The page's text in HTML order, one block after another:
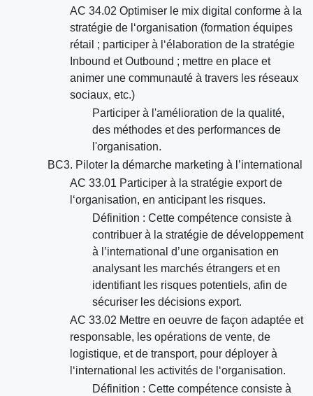
AC 34.02 Optimiser le mix digital conforme à la
stratégie de l‘organisation (formation équipes
rétail ; participer à l‘élaboration de la stratégie
Inbound et Outbound ; mettre en place et
animer une communauté à travers les réseaux
sociaux, etc.)
Participer à l'amélioration de la qualité,
des méthodes et des performances de
l'organisation.
BC3. Piloter la démarche marketing à l’international
AC 33.01 Participer à la stratégie export de
l‘organisation, en anticipant les risques.
Définition : Cette compétence consiste à
contribuer à la stratégie de développement
à l’international d’une organisation en
analysant les marchés étrangers et en
identifiant les risques potentiels, afin de
sécuriser les décisions export.
AC 33.02 Mettre en oeuvre de façon adaptée et
responsable, les opérations de vente, de
logistique, et de transport, pour déployer à
l‘international les activités de l‘organisation.
Définition : Cette compétence consiste à